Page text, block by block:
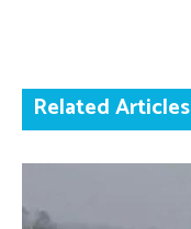
Related Articles